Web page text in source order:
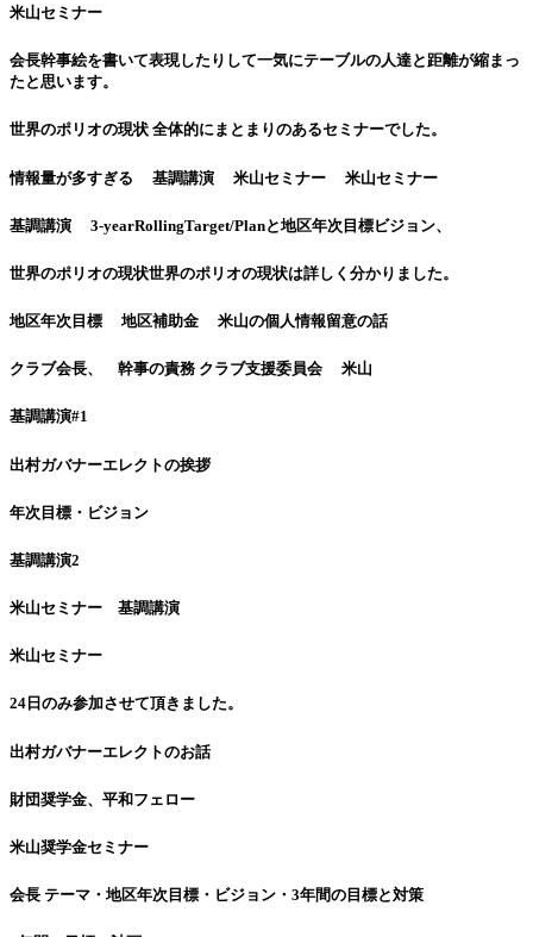
米山セミナー
会長幹事絵を書いて表現したりして一気にテーブルの人達と距離が縮まっ
たと思います。
世界のポリオの現状 全体的にまとまりのあるセミナーでした。
情報量が多すぎる 基調講演 米山セミナー 米山セミナー
基調講演 3-yearRollingTarget/Planと地区年次目標ビジョン、
世界のポリオの現状世界のポリオの現状は詳しく分かりました。
地区年次目標 地区補助金 米山の個人情報留意の話
クラブ会長、 幹事の責務 クラブ支援委員会 米山
基調講演#1
出村ガバナーエレクトの挨拶
年次目標・ビジョン
基調講演2
米山セミナー 基調講演
米山セミナー
24日のみ参加させて頂きました。
出村ガバナーエレクトのお話
財団奨学金、平和フェロー
米山奨学金セミナー
会長 テーマ・地区年次目標・ビジョン・3年間の目標と対策